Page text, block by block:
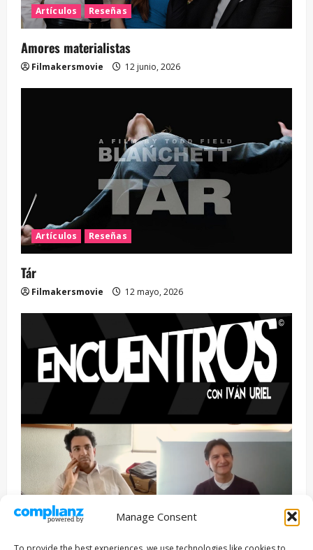
Manage Consent
Artículos Reseñas
Amores materialistas
Filmakersmovie 12 junio, 2026
Artículos Reseñas
Tár
Filmakersmovie 12 mayo, 2026
Entrevista Series